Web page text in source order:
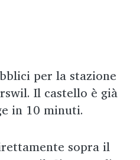
per la stazione
Il castello è già
in 10 minuti.
sopra il